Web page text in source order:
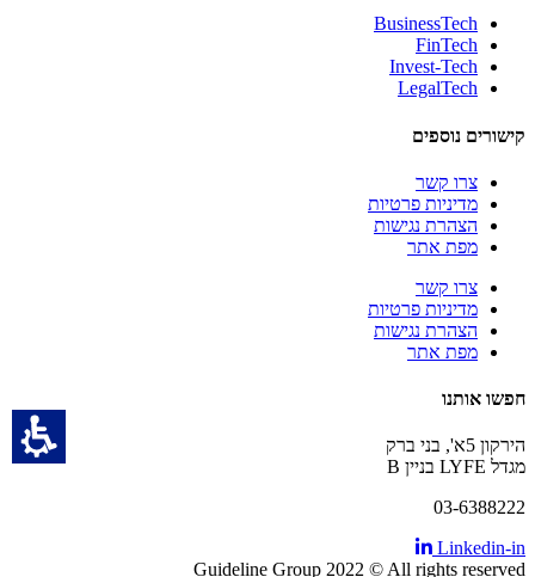
BusinessTech
FinTech
Invest-Tech
LegalTech
קישורים נוספים
צרו קשר
מדיניות פרטיות
הצהרת נגישות
מפת אתר
צרו קשר
מדיניות פרטיות
הצהרת נגישות
מפת אתר
חפשו אותנו
הירקון 5א', בני ברק
מגדל LYFE
בניין B
03-6388222
Linkedin-in
Guideline Group 2022 © All rights reserved